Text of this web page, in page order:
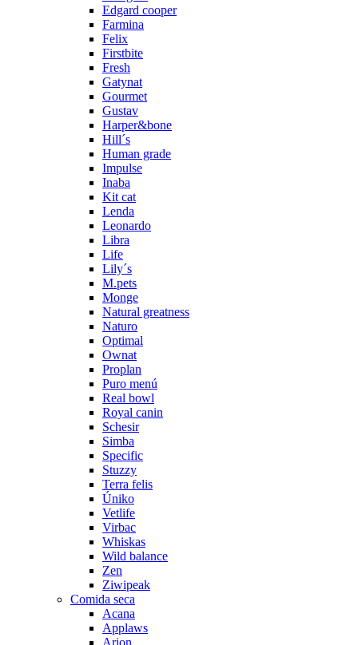
Edgard cooper
Farmina
Felix
Firstbite
Fresh
Gatynat
Gourmet
Gustav
Harper&bone
Hill´s
Human grade
Impulse
Inaba
Kit cat
Lenda
Leonardo
Libra
Life
Lily´s
M.pets
Monge
Natural greatness
Naturo
Optimal
Ownat
Proplan
Puro menú
Real bowl
Royal canin
Schesir
Simba
Specific
Stuzzy
Terra felis
Úniko
Vetlife
Virbac
Whiskas
Wild balance
Zen
Ziwipeak
Comida seca
Acana
Applaws
Arion